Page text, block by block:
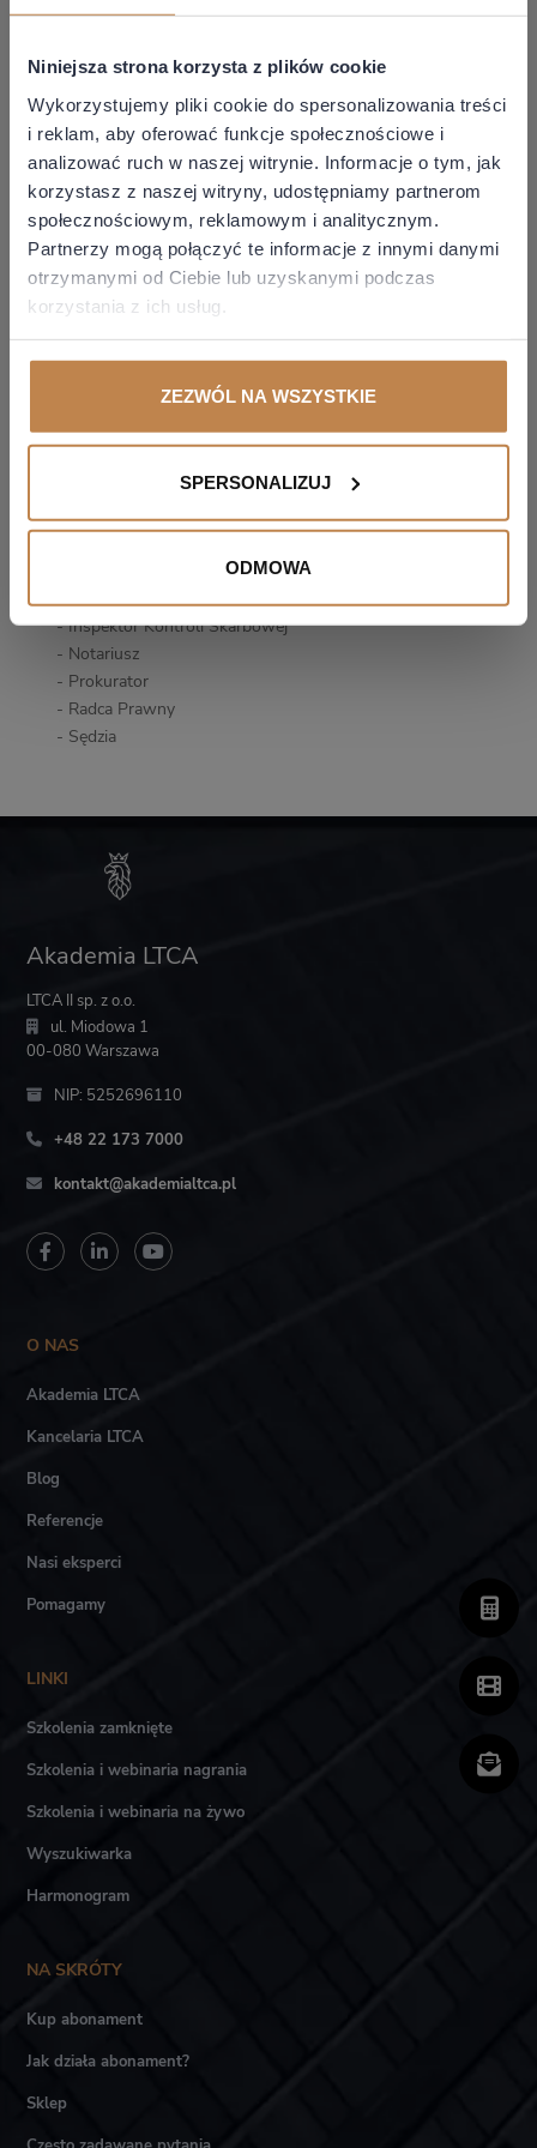
Niniejsza strona korzysta z plików cookie
Wykorzystujemy pliki cookie do spersonalizowania treści
i reklam, aby oferować funkcje społecznościowe i
analizować ruch w naszej witrynie. Informacje o tym, jak
korzystasz z naszej witryny, udostępniamy partnerom
społecznościowym, reklamowym i analitycznym.
Partnerzy mogą połączyć te informacje z innymi danymi
otrzymanymi od Ciebie lub uzyskanymi podczas
korzystania z ich usług.
ZEZWÓL NA WSZYSTKIE
SPERSONALIZUJ
ODMOWA
- Dział IV. Materialne prawo podatkowe
- Dział V. Postępowanie przed organami administracji
publicznej i sądami administracyjnymi
- Dział VI. Międzynarodowe wspolnotowe i krajowe prawo
celne
- Dział VII. Prawo dewizowe
- Dział VIII. Prawo karne skarbowe
- Dział IX. Organizacja i funkcjonowanie Krajowej
Administracji Skarbowej
- Dział X. Rachunkowość
rachunkowych
- Dział XII. Przepisy o doradztwie podatkowym i etyka
- Adwokat
- Funkcjonariusz celny
- Inspektor Kontroli Skarbowej
- Notariusz
- Prokurator
- Radca Prawny
- Sędzia
Akademia LTCA
LTCA II sp. z o.o.
ul. Miodowa 1
00-080 Warszawa
NIP: 5252696110
+48 22 173 7000
kontakt@akademialtca.pl
O NAS
Akademia LTCA
Kancelaria LTCA
Blog
Referencje
Nasi eksperci
Pomagamy
LINKI
Szkolenia zamknięte
Szkolenia i webinaria nagrania
Szkolenia i webinaria na żywo
Wyszukiwarka
Harmonogram
NA SKRÓTY
Kup abonament
Jak działa abonament?
Sklep